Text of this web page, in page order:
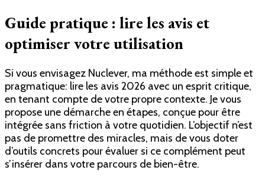
Guide pratique : lire les avis et
optimiser votre utilisation
Si vous envisagez Nuclever, ma méthode est simple et
pragmatique: lire les avis 2026 avec un esprit critique,
en tenant compte de votre propre contexte. Je vous
propose une démarche en étapes, conçue pour être
intégrée sans friction à votre quotidien. L’objectif n’est
pas de promettre des miracles, mais de vous doter
d’outils concrets pour évaluer si ce complément peut
s’insérer dans votre parcours de bien-être.